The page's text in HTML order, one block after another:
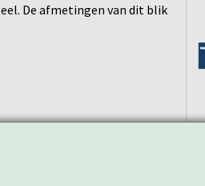
De afmetingen van dit blik